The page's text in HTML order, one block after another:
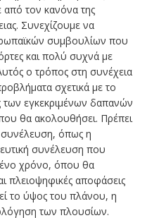
τον κανόνα της
Συνεχίζουμε να
συμβουλίων που
και πολύ συχνά με
ο τρόπος στη συνέχεια
σχετικά με το
εγκεκριμένων δαπανών
θα ακολουθήσει. Πρέπει
συνέλευση, όπως η
συνέλευση που
χρόνο, όπου θα
πλειοψηφικές αποφάσεις
το ύψος του πλάνου, η
των πλουσίων.